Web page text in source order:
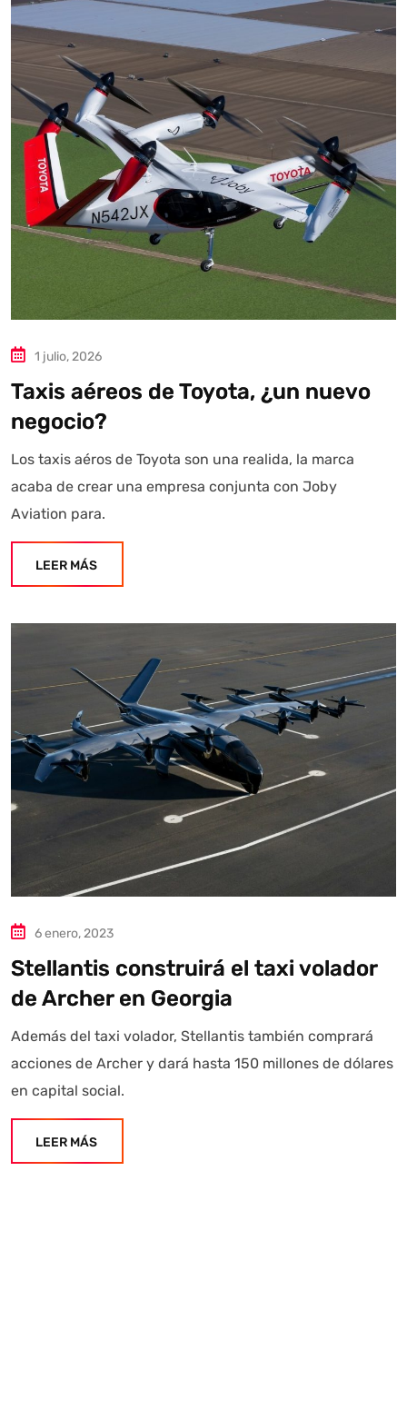
1 julio, 2026
Taxis aéreos de Toyota, ¿un nuevo
negocio?
Los taxis aéros de Toyota son una realida, la marca
acaba de crear una empresa conjunta con Joby
Aviation para.
LEER MÁS
6 enero, 2023
Stellantis construirá el taxi volador
de Archer en Georgia
Además del taxi volador, Stellantis también comprará
acciones de Archer y dará hasta 150 millones de dólares
en capital social.
LEER MÁS
Autoanalítica IA Agente Inteligente
Estoy aquí para encontrar lo que necesitas. ¿Qué estás
buscando? "Este asistente con IA (OpenAI) ofrece
información referencial que puede contener errores.
Asistente con IA en desarrollo. Autoanalítica optimiza